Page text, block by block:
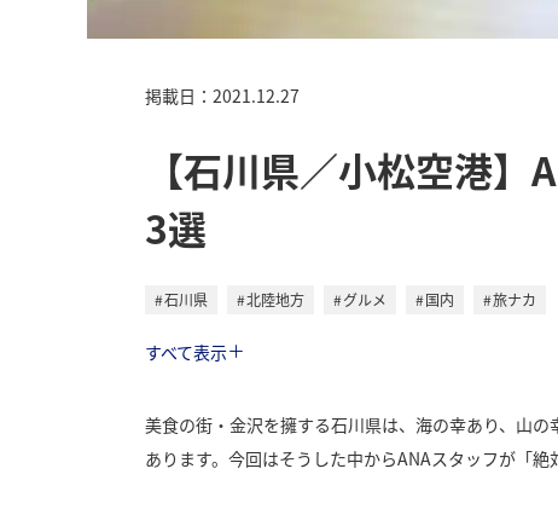
掲載日：2021.12.27
【石川県／小松空港
3選
石川県 北陸地方 グルメ 国内
旅ナカ
すべて表示
美食の街・金沢を擁する石川県は、海の幸あり、山
あります。今回はそうした中からANAスタッフが「